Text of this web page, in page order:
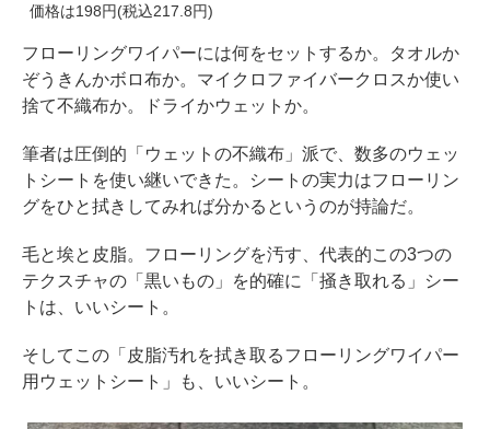
価格は198円(税込217.8円)
フローリングワイパーには何をセットするか。タオルか
ぞうきんかボロ布か。マイクロファイバークロスか使い
捨て不織布か。ドライかウェットか。
筆者は圧倒的「ウェットの不織布」派で、数多のウェッ
トシートを使い継いできた。シートの実力はフローリン
グをひと拭きしてみれば分かるというのが持論だ。
毛と埃と皮脂。フローリングを汚す、代表的この3つの
テクスチャの「黒いもの」を的確に「掻き取れる」シー
トは、いいシート。
そしてこの「皮脂汚れを拭き取るフローリングワイパー
用ウェットシート」も、いいシート。